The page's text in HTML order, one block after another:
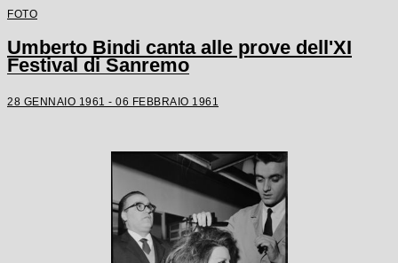
FOTO
Umberto Bindi canta alle prove dell'XI
Festival di Sanremo
28 GENNAIO 1961 - 06 FEBBRAIO 1961